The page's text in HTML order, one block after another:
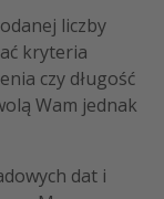
liczby
kryteria
czy długość
Wam jednak
dat i